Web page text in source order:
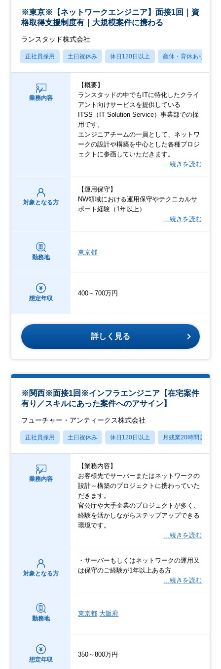
※東京※【ネットワークエンジニア】面接1回｜資
格取得支援制度有｜大規模案件に携わる
ランスタッド株式会社
正社員採用 土日祝休み 休日120日以上 産休・育休あり
業務内容
【概要】
ランスタッドの中でもITに特化したクライ
アント向けサービスを提供している
ITSS（IT Solution Service）事業部での採
用です。
エンジニアチームの一員として、ネットワ
ークの設計や構築を中心とした各種プロジ
ェクトに参画していただきます。
…続きを読む
対象となる方
【運用保守】
NW領域における運用保守やテクニカルサ
ポート経験（1年以上）
…続きを読む
勤務地
東京都
想定年収
400～700万円
詳しく見る
※関西※面接1回※インフラエンジニア【在宅案件
有り／スキルにあった案件へのアサイン】
フューチャー・アンティークス株式会社
正社員採用 土日祝休み 休日120日以上 月残業20時間以内
業務内容
【業務内容】
お客様先でサーバーまたはネットワークの
設計～構築のプロジェクトに携わっていた
だきます。
官公庁や大手企業のプロジェクトが多く、
経験を活かしながらステップアップできる
環境です。
…続きを読む
対象となる方
・サーバーもしくはネットワークの運用又
は保守のご経験が1年以上ある方
…続きを読む
勤務地
東京都 大阪府
想定年収
350～800万円